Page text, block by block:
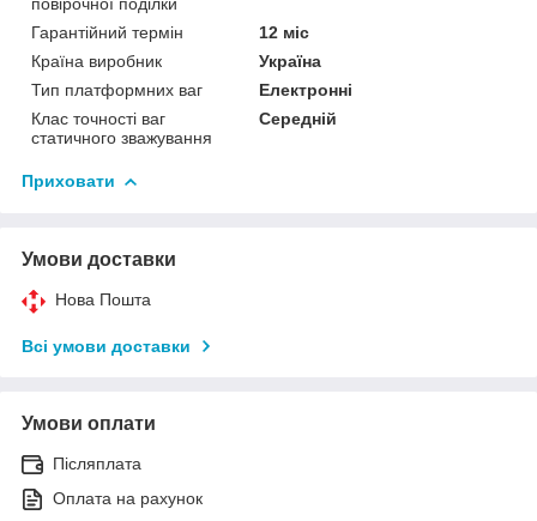
Гарантійний термін
12 міс
Країна виробник
Україна
Тип платформних ваг
Електронні
Клас точності ваг
статичного зважування
Середній
Приховати
Умови доставки
Нова Пошта
Всі умови доставки
Умови оплати
Післяплата
Оплата на рахунок